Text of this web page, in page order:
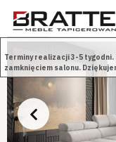
Terminy realizacji 3-5 tygodni.
zamknięciem salonu.